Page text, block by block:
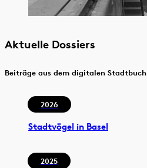
Aktuelle Dossiers
Beiträge aus dem digitalen Stadtbuch
2026
Stadtvögel in Basel
2025